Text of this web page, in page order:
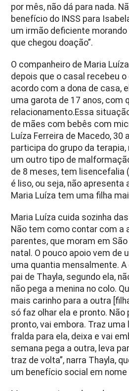
por mês, não dá para nada.
benefício do INSS para
um irmão deficiente morando
que chegou doação”.
O companheiro de Maria
depois que o casal recebeu o
acordo com a dona de casa,
uma garota de 17 anos, com
relacionamento.Essa
de mães com bebês com
Luíza Ferreira de Macedo, 30
participa do grupo da
um outro tipo de
de 8 meses, tem lisencefalia
é liso, ou seja, não apresenta
Maria Luíza tem uma filha
Maria Luíza cuida sozinha
Não tem como contar com a
parentes, que moram em
natal. O pouco apoio vem de
uma quantia mensalmente.
pai de Thayla, segundo ela,
não pega a menina no colo.
mais carinho para a outra
só faz olhar ela e pronto. Não
pronto, vai embora. Traz
fralda para ela, deixa e vai
semana pega a outra, leva
traz de volta”, narra Thayla,
um benefício social em nome